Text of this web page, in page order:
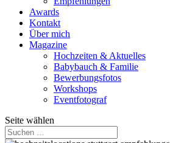
Awards
Kontakt
Über mich
Magazine
Hochzeiten & Aktuelles
Babybauch & Familie
Bewerbungsfotos
Workshops
Eventfotograf
Seite wählen